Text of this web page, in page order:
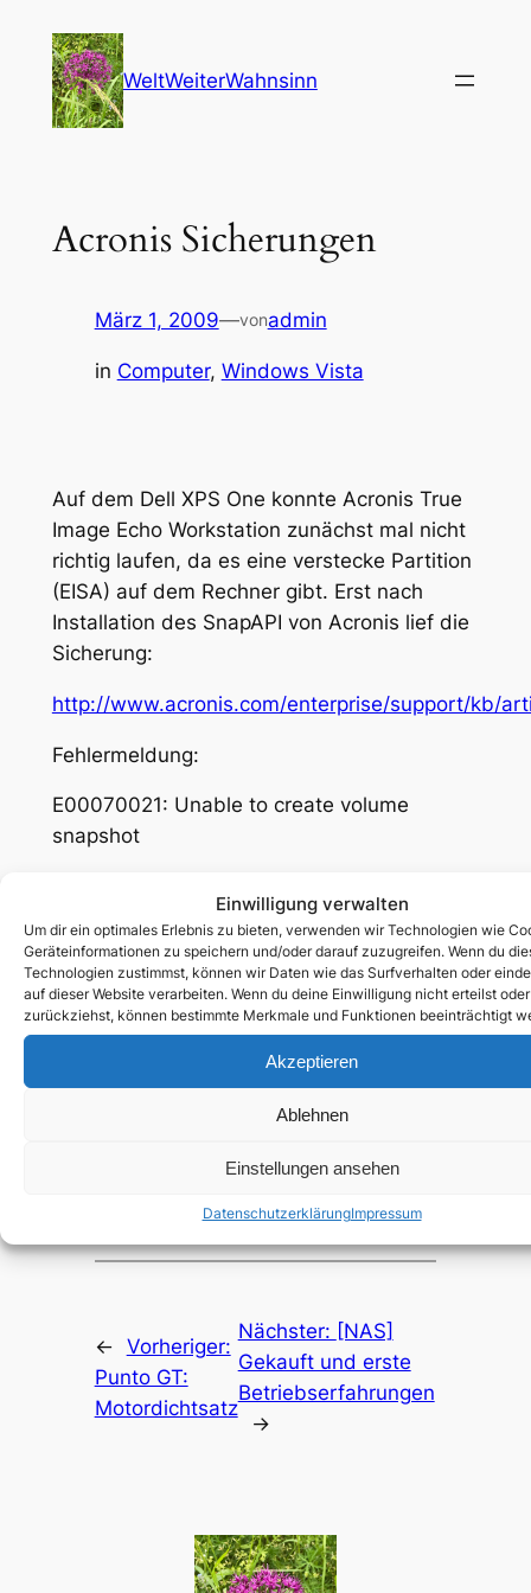
Einwilligung verwalten
Um dir ein optimales Erlebnis zu bieten, verwenden wir Technologien wie
Geräteinformationen zu speichern und/oder darauf zuzugreifen. Wenn du
Technologien zustimmst, können wir Daten wie das Surfverhalten oder
auf dieser Website verarbeiten. Wenn du deine Einwilligung nicht erteilst oder
zurückziehst, können bestimmte Merkmale und Funktionen beeinträchtigt
Akzeptieren
Ablehnen
Einstellungen ansehen
DatenschutzerklärungImpressum
Inhalt
springen
WeltWeiterWahnsinn
Acronis Sicherungen
März 1, 2009—vonadmin
in Computer, Windows Vista
Auf dem Dell XPS One konnte Acronis True
Image Echo Workstation zunächst mal nicht
richtig laufen, da es eine verstecke Partition
(EISA) auf dem Rechner gibt. Erst nach
Installation des SnapAPI von Acronis lief die
Sicherung:
http://www.acronis.com/enterprise/support/kb/
Fehlermeldung:
E00070021: Unable to create volume
snapshot
http://www.acronis.com/enterprise/support/kb/
Der Lizenzserver der Echo Workstation kann
übrigens nicht auf Windows Vista Home
Premium installiert werden, der verblieb auf
noch in eine VM konvertiert).
← Vorheriger:
Punto GT:
Motordichtsatz
Nächster: [NAS]
Gekauft und erste
Betriebserfahrungen
→